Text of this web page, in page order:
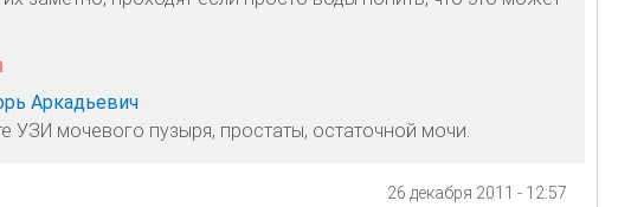
Аркадьевич
УЗИ мочевого пузыря, простаты, остаточной мочи.
26 декабря 2011 - 12:57